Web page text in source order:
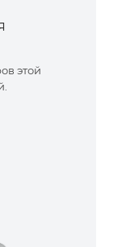
этой